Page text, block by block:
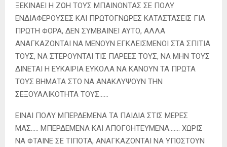
ΞΕΚΙΝΑΕΙ Η ΖΩΗ ΤΟΥΣ ΜΠΑΙΝΟΝΤΑΣ ΣΕ ΠΟΛΥ
ΕΝΔΙΑΦΕΡΟΥΣΕΣ ΚΑΙ ΠΡΩΤΟΓΝΩΡΕΣ ΚΑΤΑΣΤΑΣΕΙΣ ΓΙΑ
ΠΡΩΤΗ ΦΟΡΑ, ΔΕΝ ΣΥΜΒΑΙΝΕΙ ΑΥΤΟ, ΑΛΛΑ
ΑΝΑΓΚΑΖΟΝΤΑΙ ΝΑ ΜΕΝΟΥΝ ΕΓΚΛΕΙΣΜΕΝΟΙ ΣΤΑ ΣΠΙΤΙΑ
ΤΟΥΣ, ΝΑ ΣΤΕΡΟΥΝΤΑΙ ΤΙΣ ΠΑΡΕΕΣ ΤΟΥΣ, ΝΑ ΜΗΝ ΤΟΥΣ
ΔΙΝΕΤΑΙ Η ΕΥΚΑΙΡΙΑ ΕΥΚΟΛΑ ΝΑ ΚΑΝΟΥΝ ΤΑ ΠΡΩΤΑ
ΤΟΥΣ ΒΗΜΑΤΑ ΣΤΟ ΝΑ ΑΝΑΚΛΥΨΟΥΝ ΤΗΝ
ΣΕΞΟΥΑΛΙΚΟΤΗΤΑ ΤΟΥΣ……
ΕΙΝΑΙ ΠΟΛΥ ΜΠΕΡΔΕΜΕΝΑ ΤΑ ΠΑΙΔΙΑ ΣΤΙΣ ΜΕΡΕΣ
ΜΑΣ….. ΜΠΕΡΔΕΜΕΝΑ ΚΑΙ ΑΠΟΓΟΗΤΕΥΜΕΝΑ……. ΧΩΡΙΣ
ΝΑ ΦΤΑΙΝΕ ΣΕ ΤΙΠΟΤΑ, ΑΝΑΓΚΑΖΟΝΤΑΙ ΝΑ ΥΠΟΣΤΟΥΝ